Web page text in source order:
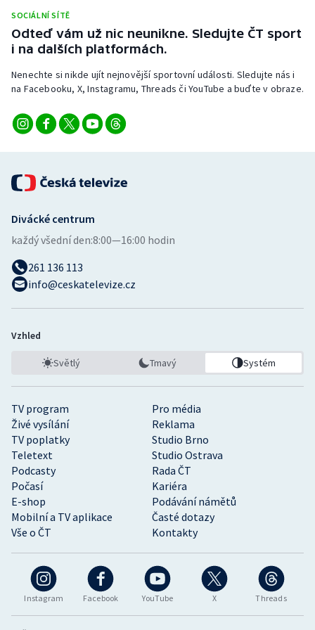
Stolní tenis
Triatlon
Veslování
Vodní slalom
Ostatní
SOCIÁLNÍ SÍTĚ
Odteď vám už nic neunikne. Sledujte ČT sport
i na dalších platformách.
Nenechte si nikde ujít nejnovější sportovní události. Sledujte nás i
na Facebooku, X, Instagramu, Threads či YouTube a buďte v obraze.
Instagram Facebook YouTube X Threads
TV program
Pro média
Živé vysílání
Reklama
TV poplatky
Studio Brno
Teletext
Studio Ostrava
Podcasty
Rada ČT
Počasí
Kariéra
E-shop
Podávání námětů
Mobilní a TV aplikace
Časté dotazy
Vše o ČT
Kontakty
Divácké centrum
každý všední den:8:00—16:00 hodin
261 136 113
info@ceskatelevize.cz
Vzhled
Světlý Tmavý Systém